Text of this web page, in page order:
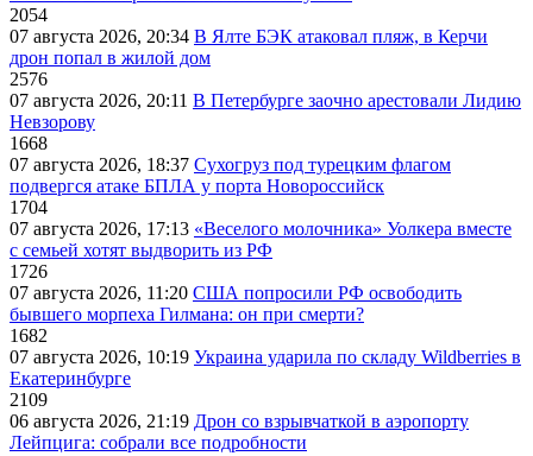
2054
07 августа 2026, 20:34 В Ялте БЭК атаковал пляж, в Керчи
дрон попал в жилой дом
2576
07 августа 2026, 20:11 В Петербурге заочно арестовали Лидию
Невзорову
1668
07 августа 2026, 18:37 Сухогруз под турецким флагом
подвергся атаке БПЛА у порта Новороссийск
1704
07 августа 2026, 17:13 «Веселого молочника» Уолкера вместе
с семьей хотят выдворить из РФ
1726
07 августа 2026, 11:20 США попросили РФ освободить
бывшего морпеха Гилмана: он при смерти?
1682
07 августа 2026, 10:19 Украина ударила по складу Wildberries в
Екатеринбурге
2109
06 августа 2026, 21:19 Дрон со взрывчаткой в аэропорту
Лейпцига: собрали все подробности